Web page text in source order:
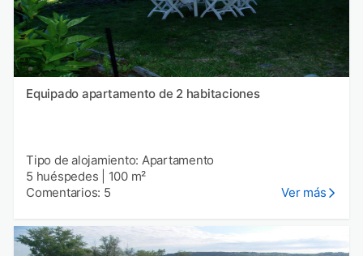
Equipado apartamento de 2 habitaciones
Tipo de alojamiento: Apartamento
5 huéspedes
100 m²
Comentarios: 5
Ver más